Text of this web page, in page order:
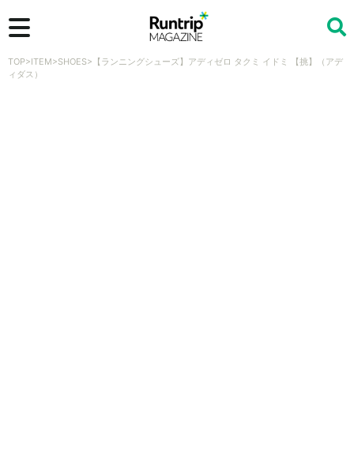
検索
TOP>ITEM>SHOES> 【ランニングシューズ】アディゼロ タクミ イドミ 【挑】（アデ
ィダス）